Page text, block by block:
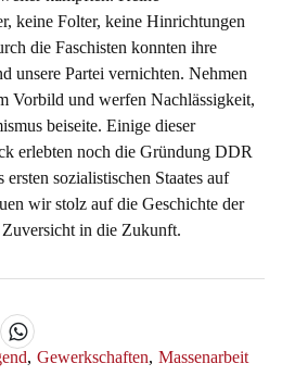
keine Folter, keine Hinrichtungen
die Faschisten konnten ihre
unsere Partei vernichten. Nehmen
Vorbild und werfen Nachlässigkeit,
beiseite. Einige dieser
erlebten noch die Gründung DDR
sozialistischen Staates auf
wir stolz auf die Geschichte der
in die Zukunft.
, Gewerkschaften, Massenarbeit